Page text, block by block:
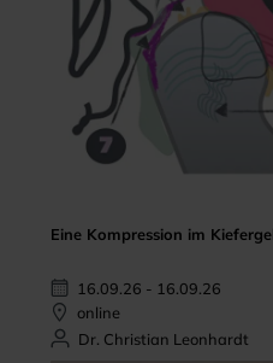
Eine Kompression im
16.09.26 - 16.09.26
online
Dr. Christian Leonhardt